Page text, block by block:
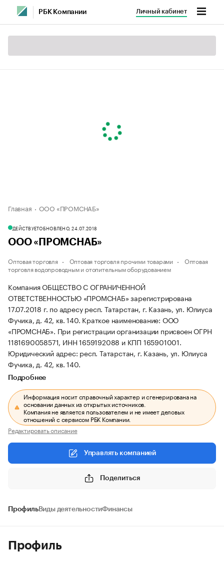
РБК Компании Личный кабинет
Главная ООО «ПРОМСНАБ»
ДЕЙСТВУЕТОБНОВЛЕНО, 24.07.2018
ООО «ПРОМСНАБ»
Оптовая торговля Оптовая торговля прочими товарами
Оптовая
торговля водопроводным и отопительным оборудованием
Компания ОБЩЕСТВО С ОГРАНИЧЕННОЙ
ОТВЕТСТВЕННОСТЬЮ «ПРОМСНАБ» зарегистрирована
17.07.2018 г. по адресу респ. Татарстан, г. Казань, ул. Юлиуса
Фучика, д. 42, кв. 140. Краткое наименование: ООО
«ПРОМСНАБ». При регистрации организации присвоен ОГРН
1181690058571, ИНН 1659192088 и КПП 165901001.
Юридический адрес: респ. Татарстан, г. Казань, ул. Юлиуса
Фучика, д. 42, кв. 140.
Подробнее
Информация носит справочный характер и сгенерирована на
основании данных из открытых источников.
Компания не является пользователем и не имеет деловых
отношений с сервисом РБК Компании.
Редактировать описание
Управлять компанией
Поделиться
ПрофильВиды деятельностиФинансы
Профиль